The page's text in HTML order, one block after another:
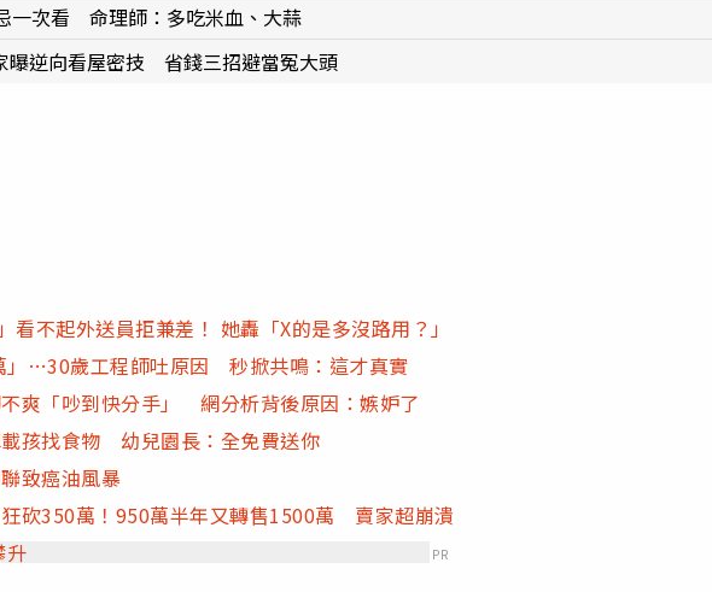
一次看 命理師：多吃米血、大蒜
曝逆向看屋密技 省錢三招避當冤大頭
看不起外送員拒兼差！ 她轟「X的是多沒路用？」
」…30歲工程師吐原因 秒掀共鳴：這才真實
爽「吵到快分手」 網分析背後原因：嫉妒了
孩找食物 幼兒園長：全免費送你
致癌油風暴
砍350萬！950萬半年又轉售1500萬 賣家超崩潰
升
PR